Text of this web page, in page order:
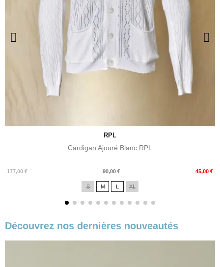
RPL
Cardigan Ajouré Blanc RPL
177,00 €
Prix
90,00 € 45,00 €
Prix
S M L XL
Découvrez nos dernières nouveautés